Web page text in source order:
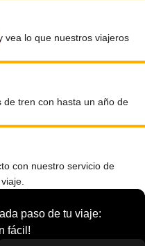
vea lo que nuestros viajeros
de tren con hasta un año de
con nuestro servicio de
paso de tu viaje:
fácil!